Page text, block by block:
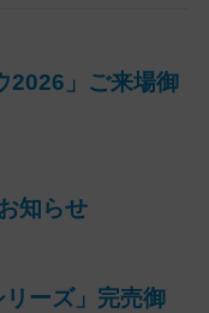
2026」ご来場御
知らせ
ーズ」完売御